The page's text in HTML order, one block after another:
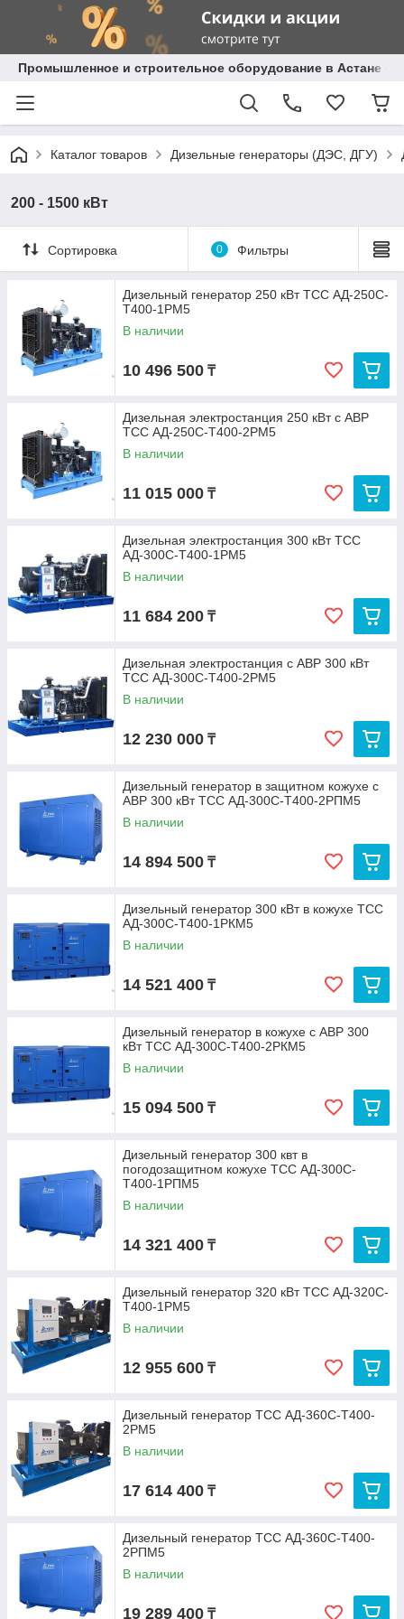
Промышленное и строительное оборудование в Астане с
Каталог товаров Дизельные генераторы (ДЭС, ДГУ)
200 - 1500 кВт
Сортировка 0 Фильтры
Дизельный генератор 250 кВт ТСС АД-250С-
Т400-1РМ5
В наличии
10 496 500 ₸
Дизельная электростанция 250 кВт с АВР
ТСС АД-250С-Т400-2РМ5
В наличии
11 015 000 ₸
Дизельная электростанция 300 кВт ТСС
АД-300С-Т400-1РМ5
В наличии
11 684 200 ₸
Дизельная электростанция с АВР 300 кВт
ТСС АД-300С-Т400-2РМ5
В наличии
12 230 000 ₸
Дизельный генератор в защитном кожухе с
АВР 300 кВт ТСС АД-300С-Т400-2РПМ5
В наличии
14 894 500 ₸
Дизельный генератор 300 кВт в кожухе ТСС
АД-300С-Т400-1РКМ5
В наличии
14 521 400 ₸
Дизельный генератор в кожухе с АВР 300
кВт ТСС АД-300С-Т400-2РКМ5
В наличии
15 094 500 ₸
Дизельный генератор 300 квт в
погодозащитном кожухе ТСС АД-300С-
Т400-1РПМ5
В наличии
14 321 400 ₸
Дизельный генератор 320 кВт ТСС АД-320С-
Т400-1РМ5
В наличии
12 955 600 ₸
Дизельный генератор ТСС АД-360С-Т400-
2РМ5
В наличии
17 614 400 ₸
Дизельный генератор ТСС АД-360С-Т400-
2РПМ5
В наличии
19 289 400 ₸